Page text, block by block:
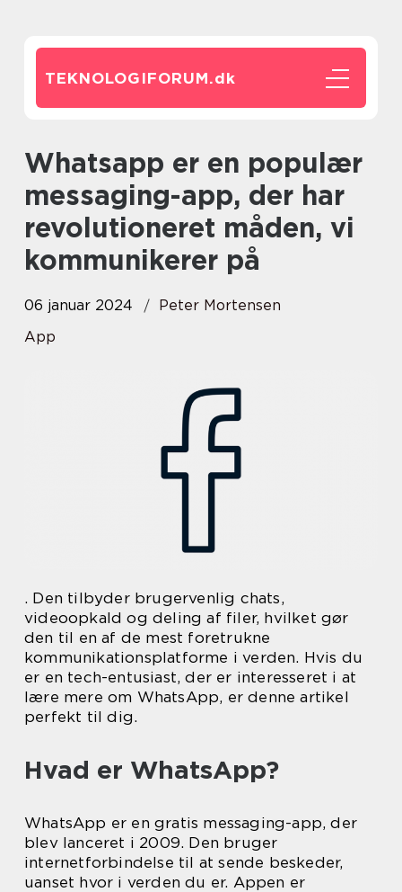
TEKNOLOGIFORUM.dk
Whatsapp er en populær
messaging-app, der har
revolutioneret måden, vi
kommunikerer på
06 januar 2024
Peter Mortensen
App
. Den tilbyder brugervenlig chats,
videoopkald og deling af filer, hvilket gør
den til en af de mest foretrukne
kommunikationsplatforme i verden. Hvis du
er en tech-entusiast, der er interesseret i at
lære mere om WhatsApp, er denne artikel
perfekt til dig.
Hvad er WhatsApp?
WhatsApp er en gratis messaging-app, der
blev lanceret i 2009. Den bruger
internetforbindelse til at sende beskeder,
uanset hvor i verden du er. Appen er